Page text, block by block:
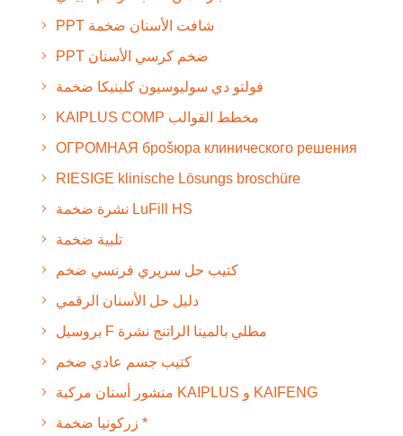
PPT شافت الأسنان ضخمة
PPT ضخم كرسي الأسنان
فولتو دي سوليوسيون كلينيكا ضخمة
KAIPLUS COMP مخطط القوالب
ОГРОМНАЯ броšюра клинического решения
RIESIGE klinische Lösungs broschüre
نشرة ضخمة LuFill HS
تلبية ضخمة
كتيب حل سريري فرنسي ضخم
دليل حل الأسنان الرقمي
بروسيل F مطلي بالمينا الراتنج نشرة
كتيب جسم عادي ضخم
منشور أسنان مركبة KAIPLUS و KAIFENG
زركونيا ضخمة *